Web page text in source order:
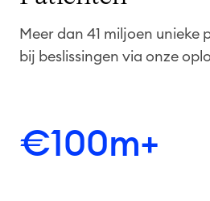
Meer dan 41 miljoen
bij beslissingen via onze
€100m+